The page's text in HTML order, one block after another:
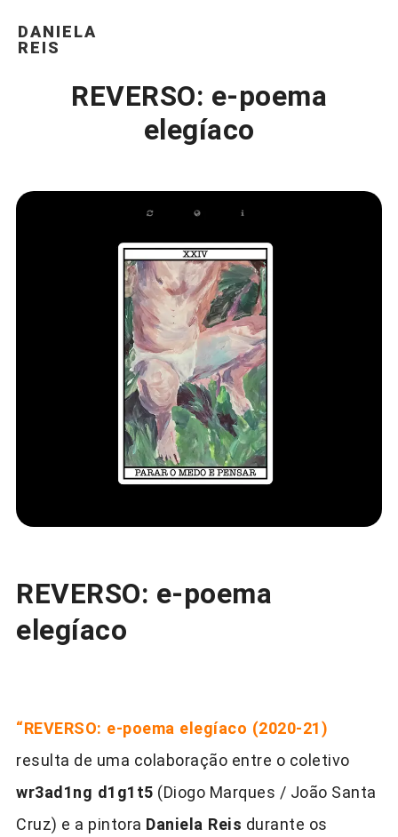
DANIELA
REIS
REVERSO: e-poema
elegíaco
REVERSO: e-poema
elegíaco
“REVERSO: e-poema elegíaco (2020-21)
resulta de uma colaboração entre o coletivo
wr3ad1ng d1g1t5 (Diogo Marques / João Santa
Cruz) e a pintora Daniela Reis durante os